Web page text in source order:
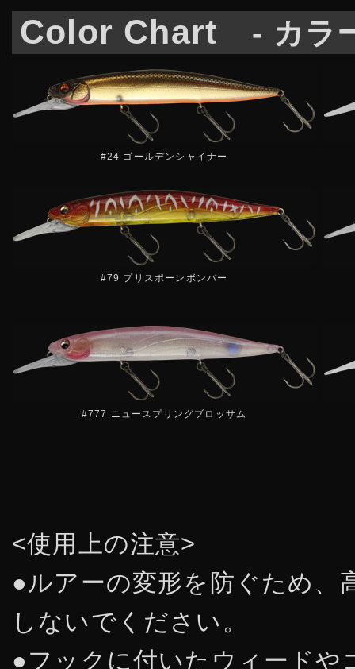
Color Chart - カラ
#24 ゴールデンシャイナー
#79 プリスポーンボンバー
#777 ニュースプリングブロッサム
<使用上の注意>
●ルアーの変形を防ぐため、
しないでください。
●フックに付いたウィードや